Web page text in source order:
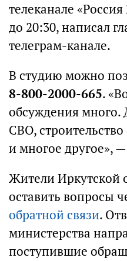
телеканале
до 20:30, написал
телеграм-канале.
В студию можно
8-800-2000-665.
обсуждения много.
СВО,
и многое другое»,
Жители Иркутской
оставить вопросы
обратной связи.
министерства
поступившие